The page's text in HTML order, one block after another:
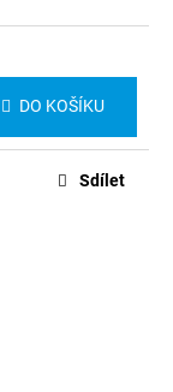
DO KOŠÍKU
Sdílet